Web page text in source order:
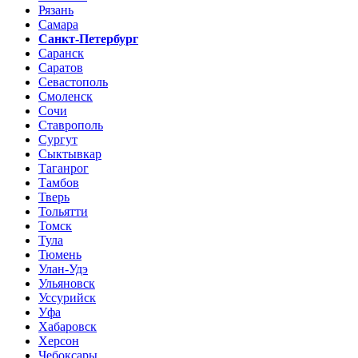
Рязань
Самара
Санкт-Петербург
Саранск
Саратов
Севастополь
Смоленск
Сочи
Ставрополь
Сургут
Сыктывкар
Таганрог
Тамбов
Тверь
Тольятти
Томск
Тула
Тюмень
Улан-Удэ
Ульяновск
Уссурийск
Уфа
Хабаровск
Херсон
Чебоксары